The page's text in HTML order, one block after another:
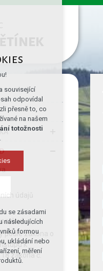
údajů
podle zákona o
k
zákona č.
související
odpovídal
přesně to, co
na našem
totožnosti
apod.
se zásadami
následujících
formou
ukládání nebo
měření